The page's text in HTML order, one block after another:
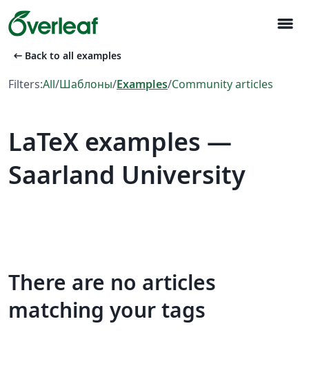
menu
arrow_left_alt Back to all examples
Filters:All/Шаблоны/Examples/Community articles
LaTeX examples —
Saarland University
There are no articles
matching your tags